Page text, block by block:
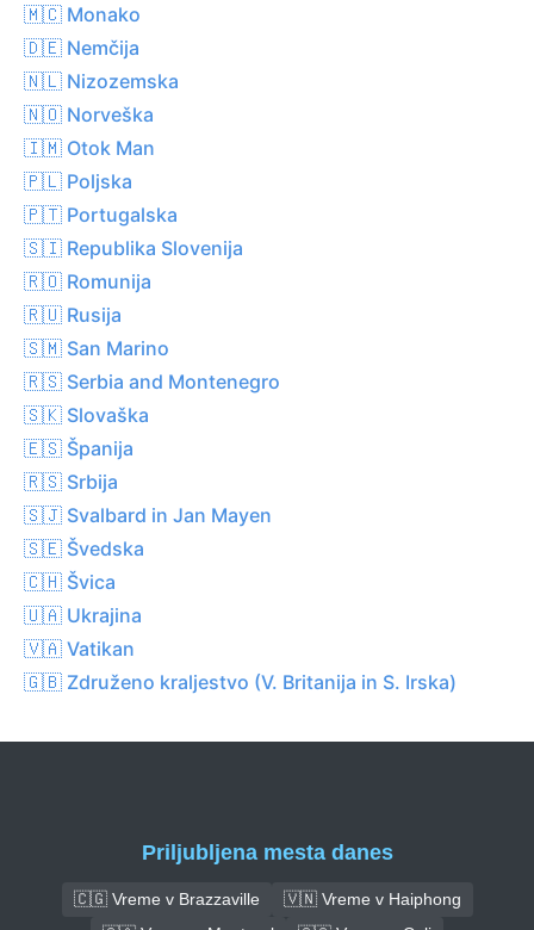
🇲🇨 Monako
🇩🇪 Nemčija
🇳🇱 Nizozemska
🇳🇴 Norveška
🇮🇲 Otok Man
🇵🇱 Poljska
🇵🇹 Portugalska
🇸🇮 Republika Slovenija
🇷🇴 Romunija
🇷🇺 Rusija
🇸🇲 San Marino
🇷🇸 Serbia and Montenegro
🇸🇰 Slovaška
🇪🇸 Španija
🇷🇸 Srbija
🇸🇯 Svalbard in Jan Mayen
🇸🇪 Švedska
🇨🇭 Švica
🇺🇦 Ukrajina
🇻🇦 Vatikan
🇬🇧 Združeno kraljestvo (V. Britanija in S. Irska)
Priljubljena mesta danes
🇨🇬 Vreme v Brazzaville
🇻🇳 Vreme v Haiphong